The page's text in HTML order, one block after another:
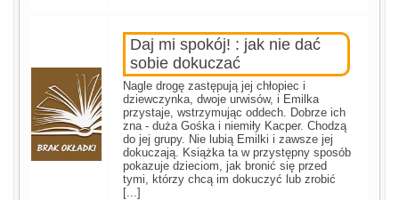
Daj mi spokój! : jak nie dać
sobie dokuczać
Nagle drogę zastępują jej chłopiec i
dziewczynka, dwoje urwisów, i Emilka
przystaje, wstrzymując oddech. Dobrze ich
zna - duża Gośka i niemiły Kacper. Chodzą
do jej grupy. Nie lubią Emilki i zawsze jej
dokuczają. Książka ta w przystępny sposób
pokazuje dzieciom, jak bronić się przed
tymi, którzy chcą im dokuczyć lub zrobić
[...]